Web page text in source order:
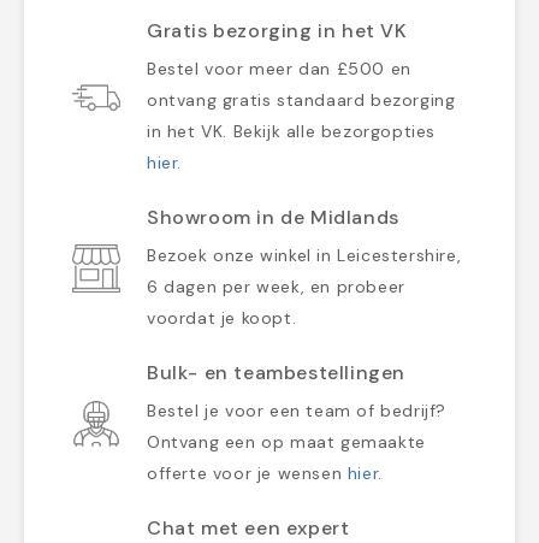
Gratis bezorging in het VK
Bestel voor meer dan £500 en
ontvang gratis standaard bezorging
in het VK. Bekijk alle bezorgopties
hier.
Showroom in de Midlands
Bezoek onze winkel in Leicestershire,
6 dagen per week, en probeer
voordat je koopt.
Bulk- en teambestellingen
Bestel je voor een team of bedrijf?
Ontvang een op maat gemaakte
offerte voor je wensen hier.
Chat met een expert